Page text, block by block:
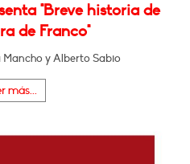
"Breve historia de
de Franco"
y Alberto Sabio
más...